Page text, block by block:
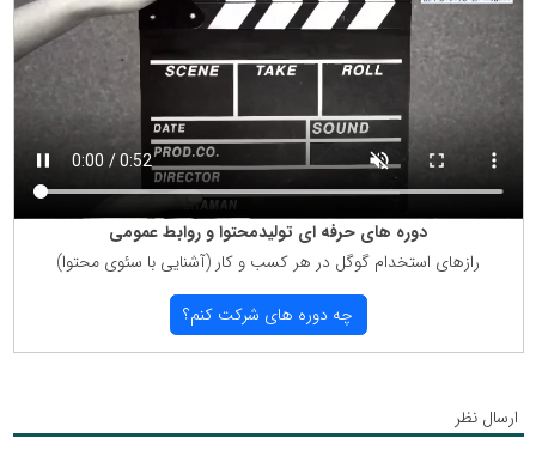
دوره های حرفه ای تولیدمحتوا و روابط عمومی
رازهای استخدام گوگل در هر كسب و كار (آشنایی با سئوی محتوا)
چه دوره های شركت كنم؟
ارسال نظر